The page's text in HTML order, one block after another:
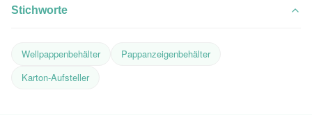
Stichworte
Wellpappenbehälter
Pappanzeigenbehälter
Karton-Aufsteller